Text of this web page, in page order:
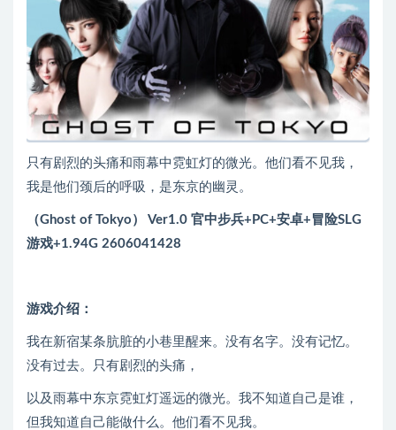
只有剧烈的头痛和雨幕中霓虹灯的微光。他们看不见我，
我是他们颈后的呼吸，是东京的幽灵。
（Ghost of Tokyo） Ver1.0 官中步兵+PC+安卓+冒险SLG
游戏+1.94G 2606041428
游戏介绍：
我在新宿某条肮脏的小巷里醒来。没有名字。没有记忆。
没有过去。只有剧烈的头痛，
以及雨幕中东京霓虹灯遥远的微光。我不知道自己是谁，
但我知道自己能做什么。他们看不见我。